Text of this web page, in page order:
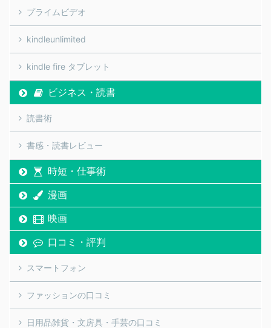
プライムビデオ
kindleunlimited
kindle fire タブレット
ビジネス・読書
読書術
書感・読書レビュー
時短・仕事術
漫画
映画
口コミ・評判
スマートフォン
ファッションの口コミ
日用品雑貨・文房具・手芸の口コミ